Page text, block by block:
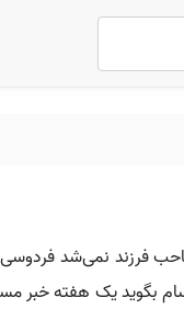
فرزند نمی‌شد
بگوید یک هفته